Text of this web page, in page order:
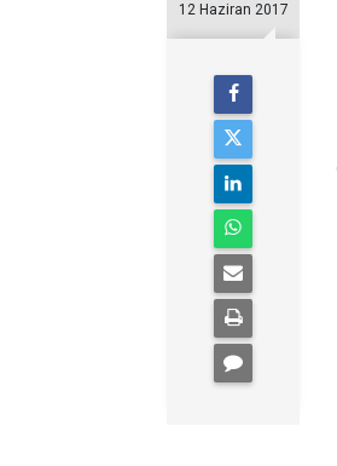
12 Haziran 2017